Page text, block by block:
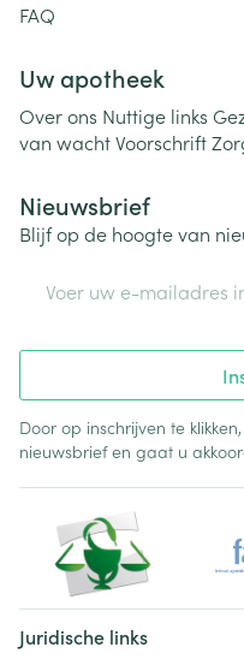
FAQ
Uw apotheek
Over ons Nuttige links
van wachtVoorschrift
Nieuwsbrief
Blijf op de hoogte van
Door op inschrijven te
nieuwsbrief en gaat u
Juridische links